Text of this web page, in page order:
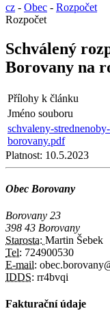
cz - Obec - Rozpočet
Rozpočet
Schválený
Borovany na
Přílohy k článku
Jméno souboru
schvaleny-
borovany.pdf
Platnost: 10.5.2023
Obec Borovany
Borovany 23
398 43 Borovany
Starosta: Martin Šebek
Tel: 724900530
E-mail:
IDDS: rr4bvqi
Fakturační údaje